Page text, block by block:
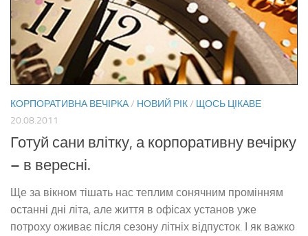
КОРПОРАТИВНА ВЕЧІРКА/ НОВИЙ РІК/ ЩОСЬ ЦІКАВЕ
20.08.2011
Готуй сани влітку, а корпоративну вечірку
– в вересні.
Ще за вікном тішать нас теплим сонячним промінням
останні дні літа, але життя в офісах установ уже
потроху оживає після сезону літніх відпусток. І як важко